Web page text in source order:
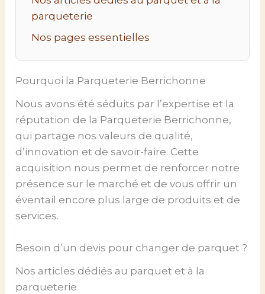
parqueterie
Nos pages essentielles
Pourquoi la Parqueterie Berrichonne
Nous avons été séduits par l’expertise et la
réputation de la Parqueterie Berrichonne,
qui partage nos valeurs de qualité,
d’innovation et de savoir-faire. Cette
acquisition nous permet de renforcer notre
présence sur le marché et de vous offrir un
éventail encore plus large de produits et de
services.
Besoin d’un devis pour changer de parquet ?
Nos articles dédiés au parquet et à la
parqueterie